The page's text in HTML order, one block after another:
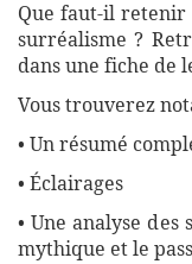
Que faut-il retenir
surréalisme ?
dans une fiche de
Vous trouverez
• Un résumé
• Éclairages
• Une analyse
mythique et le